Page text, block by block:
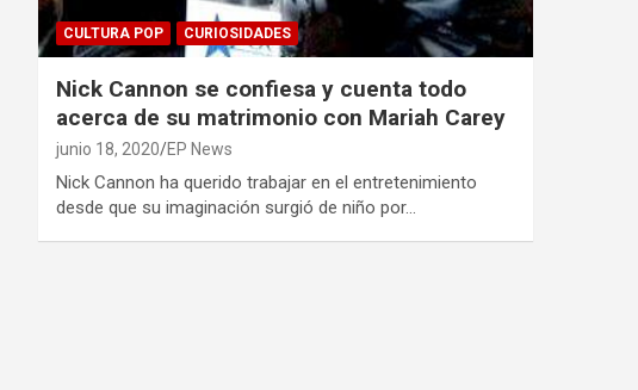
CULTURA POP CURIOSIDADES
Nick Cannon se confiesa y cuenta todo
acerca de su matrimonio con Mariah Carey
junio 18, 2020 EP News
Nick Cannon ha querido trabajar en el entretenimiento
desde que su imaginación surgió de niño por…